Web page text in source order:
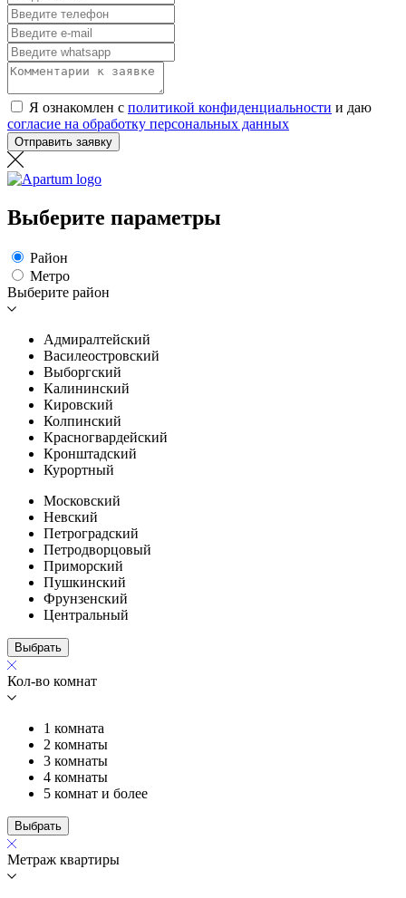
Я ознакомлен с политикой конфиденциальности и даю
согласие на обработку персональных данных
Отправить заявку
Выберите параметры
Район
Метро
Выберите район
Адмиралтейский
Василеостровский
Выборгский
Калининский
Кировский
Колпинский
Красногвардейский
Кронштадский
Курортный
Московский
Невский
Петроградский
Петродворцовый
Приморский
Пушкинский
Фрунзенский
Центральный
Выбрать
Кол-во комнат
1 комната
2 комнаты
3 комнаты
4 комнаты
5 комнат и более
Выбрать
Метраж квартиры